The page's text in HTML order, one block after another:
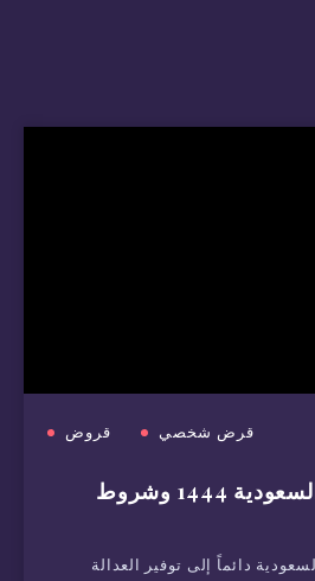
قرض شخصي قروض
قروض حسنة في السعودية 1444 وشروط
دائماً إلى توفير العدالة